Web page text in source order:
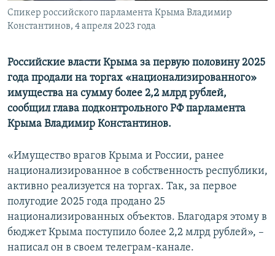
Все сайты RFE/RL
Спикер российского парламента Крыма Владимир
Константинов, 4 апреля 2023 года
Российские власти Крыма за первую половину 2025
года продали на торгах «национализированного»
имущества на сумму более 2,2 млрд рублей,
сообщил глава подконтрольного РФ парламента
Крыма Владимир Константинов.
«Имущество врагов Крыма и России, ранее
национализированное в собственность республики,
активно реализуется на торгах. Так, за первое
полугодие 2025 года продано 25
национализированных объектов. Благодаря этому в
бюджет Крыма поступило более 2,2 млрд рублей», –
написал он в своем телеграм-канале.